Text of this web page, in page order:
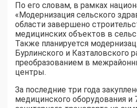
По его словам, в рамках
«Модернизация сельского
области завершено
медицинских объектов в
Также планируется
Бурлинского и Казталовского
преобразованием в
центры.
За последние три года
медицинского оборудования и